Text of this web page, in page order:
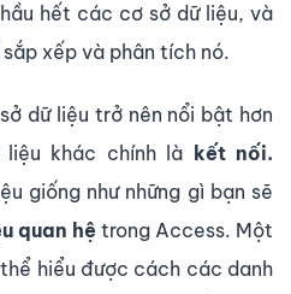
hết các cơ sở dữ liệu, và
xếp và phân tích nó.
dữ liệu trở nên nổi bật hơn
khác chính là kết nối.
giống như những gì bạn sẽ
quan hệ trong Access. Một
hiểu được cách các danh